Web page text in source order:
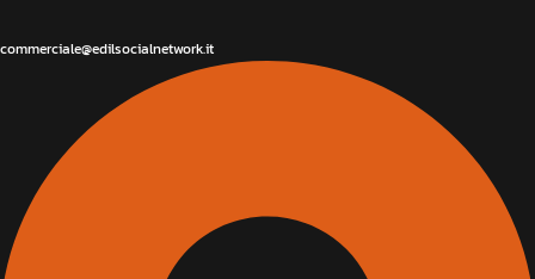
commerciale@edilsocialnetwork.it